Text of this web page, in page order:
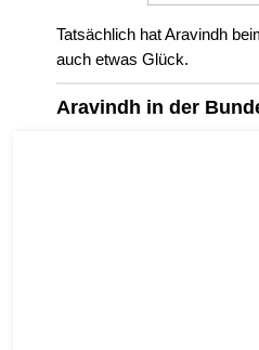
Tatsächlich hat Aravindh
auch etwas Glück.
Aravindh in der